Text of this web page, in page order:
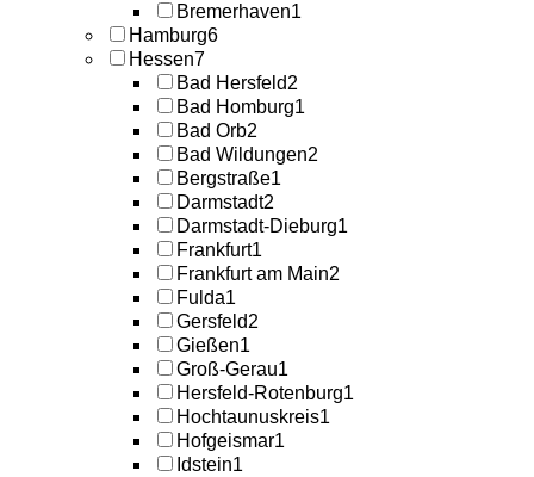
Bremerhaven1
Hamburg6
Hessen7
Bad Hersfeld2
Bad Homburg1
Bad Orb2
Bad Wildungen2
Bergstraße1
Darmstadt2
Darmstadt-Dieburg1
Frankfurt1
Frankfurt am Main2
Fulda1
Gersfeld2
Gießen1
Groß-Gerau1
Hersfeld-Rotenburg1
Hochtaunuskreis1
Hofgeismar1
Idstein1